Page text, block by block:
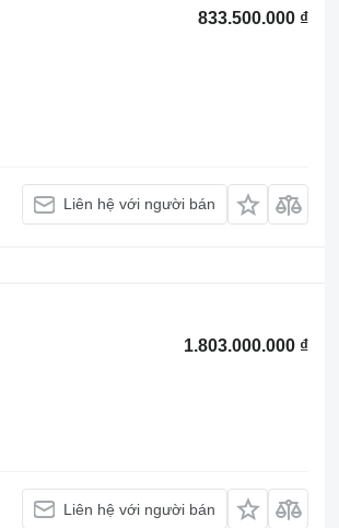
833.500.000 ₫
Liên hệ với người bán
1.803.000.000 ₫
Liên hệ với người bán